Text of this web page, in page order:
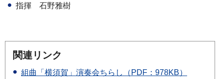
指揮 石野雅樹
関連リンク
組曲「横須賀」演奏会ちらし（PDF：978KB）